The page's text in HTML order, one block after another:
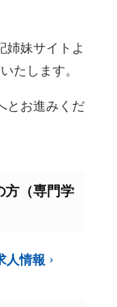
姉妹サイトよ
たします。
とお進みくだ
方（専門学
人情報